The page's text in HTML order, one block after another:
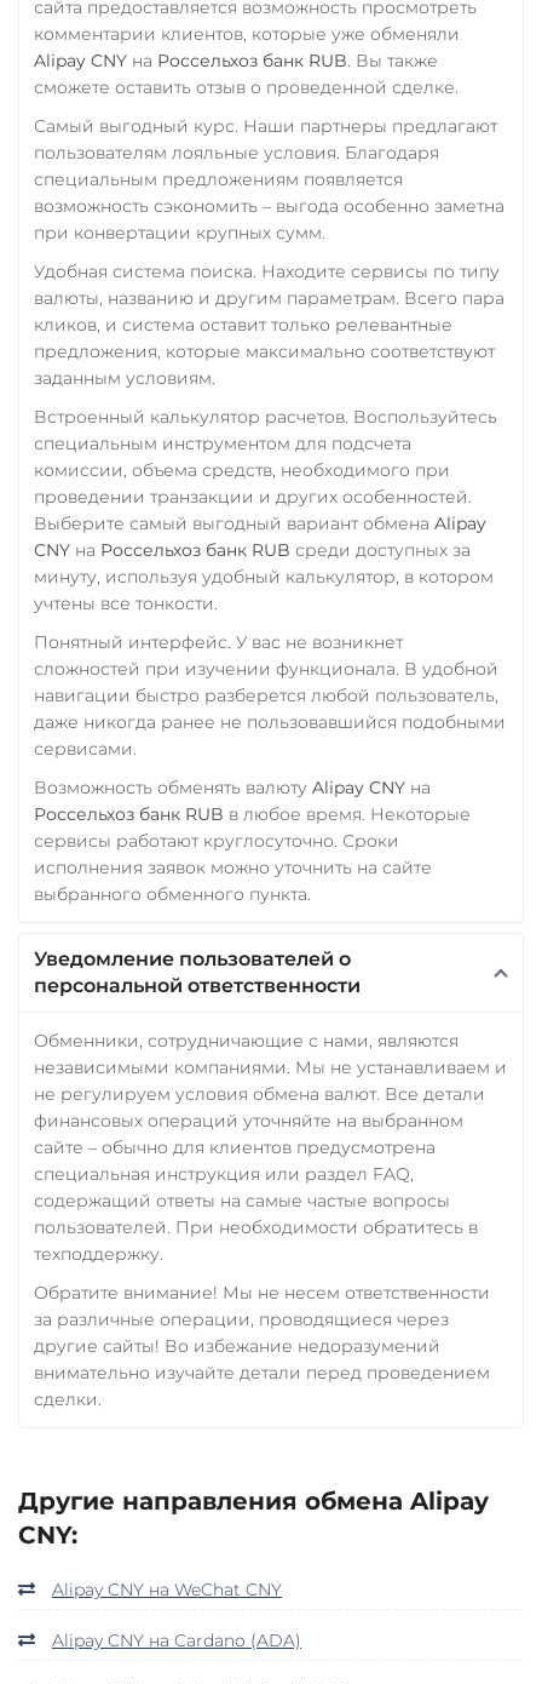
USD Coin (USDC)
ERC20 BEP20
AVAX
SOL
Polygon
BASE
RONIN NEAR
Utopia USD (UUSD)
VeChain (VET)
Verge (XVG)
WAVES
ERC20 AVAXC
Wrapped Ethereum (WETH)
ERC20 AVAXC
BASE
CRO
RONIN
Yearn.finance (YFI)
Zcash (ZEC)
Фридом Банк KZT
Центр Кредит KZT
Элкарт KGS
сайта предоставляется возможность просмотреть
комментарии клиентов, которые уже обменяли
Alipay CNY на Россельхоз банк RUB. Вы также
сможете оставить отзыв о проведенной сделке.
Самый выгодный курс. Наши партнеры предлагают
пользователям лояльные условия. Благодаря
специальным предложениям появляется
возможность сэкономить – выгода особенно заметна
при конвертации крупных сумм.
Удобная система поиска. Находите сервисы по типу
валюты, названию и другим параметрам. Всего пара
кликов, и система оставит только релевантные
предложения, которые максимально соответствуют
заданным условиям.
Встроенный калькулятор расчетов. Воспользуйтесь
специальным инструментом для подсчета
комиссии, объема средств, необходимого при
проведении транзакции и других особенностей.
Выберите самый выгодный вариант обмена Alipay
CNY на Россельхоз банк RUB среди доступных за
минуту, используя удобный калькулятор, в котором
учтены все тонкости.
Понятный интерфейс. У вас не возникнет
сложностей при изучении функционала. В удобной
навигации быстро разберется любой пользователь,
даже никогда ранее не пользовавшийся подобными
сервисами.
Возможность обменять валюту Alipay CNY на
Россельхоз банк RUB в любое время. Некоторые
сервисы работают круглосуточно. Сроки
исполнения заявок можно уточнить на сайте
выбранного обменного пункта.
Уведомление пользователей о
персональной ответственности
Обменники, сотрудничающие с нами, являются
независимыми компаниями. Мы не устанавливаем и
не регулируем условия обмена валют. Все детали
финансовых операций уточняйте на выбранном
сайте – обычно для клиентов предусмотрена
специальная инструкция или раздел FAQ,
содержащий ответы на самые частые вопросы
пользователей. При необходимости обратитесь в
техподдержку.
Обратите внимание! Мы не несем ответственности
за различные операции, проводящиеся через
другие сайты! Во избежание недоразумений
внимательно изучайте детали перед проведением
сделки.
Другие направления обмена Alipay
CNY:
Alipay CNY на WeChat CNY
Alipay CNY на Cardano (ADA)